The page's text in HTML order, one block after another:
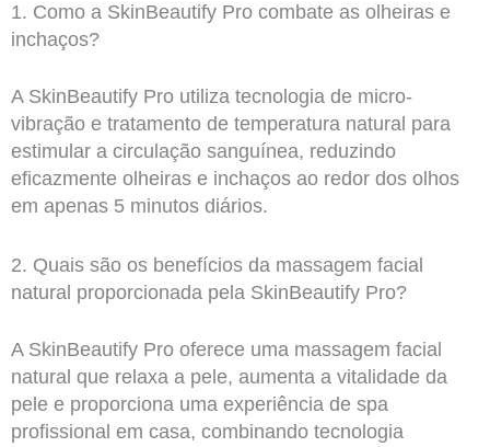
1. Como a SkinBeautify Pro combate as olheiras e
inchaços?
A SkinBeautify Pro utiliza tecnologia de micro-
vibração e tratamento de temperatura natural para
estimular a circulação sanguínea, reduzindo
eficazmente olheiras e inchaços ao redor dos olhos
em apenas 5 minutos diários.
2. Quais são os benefícios da massagem facial
natural proporcionada pela SkinBeautify Pro?
A SkinBeautify Pro oferece uma massagem facial
natural que relaxa a pele, aumenta a vitalidade da
pele e proporciona uma experiência de spa
profissional em casa, combinando tecnologia